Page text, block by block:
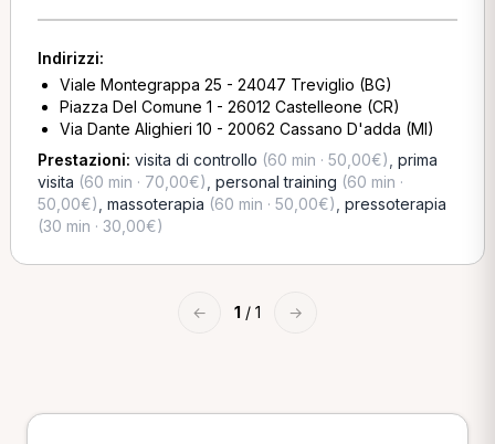
Indirizzi:
Viale Montegrappa 25 - 24047 Treviglio (BG)
Piazza Del Comune 1 - 26012 Castelleone (CR)
Via Dante Alighieri 10 - 20062 Cassano D'adda (MI)
Prestazioni: visita di controllo (60 min · 50,00€) prima
visita (60 min · 70,00€) personal training (60 min ·
50,00€) massoterapia (60 min · 50,00€) pressoterapia
(30 min · 30,00€)
← 1 / 1 →